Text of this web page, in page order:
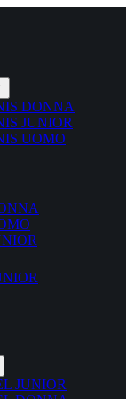
DONNA
JUNIOR
UOMO
JUNIOR